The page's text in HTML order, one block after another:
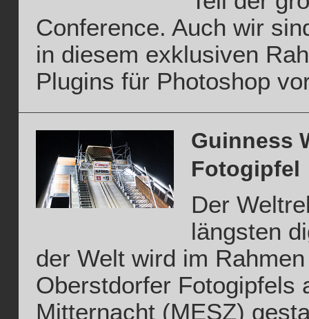
Conference. Auch wir
in diesem exklusiven
Plugins für Photoshop
Guinness
Fotogipfel
Der
längsten
der Welt wird im
Oberstdorfer Fotogipfels
Mitternacht (MESZ)